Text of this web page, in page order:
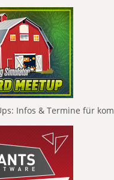
Infos & Termine für